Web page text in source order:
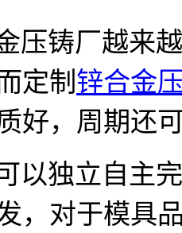
压铸厂越来
定制 锌合金
好，周期还
以独立自主
，对于模具